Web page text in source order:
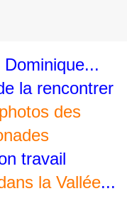
la rencontrer
des
travail
la Vallée...